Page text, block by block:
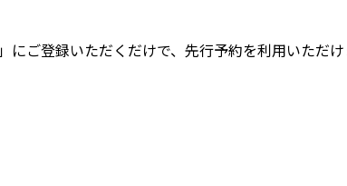
ご登録いただくだけで、先行予約を利用いただ